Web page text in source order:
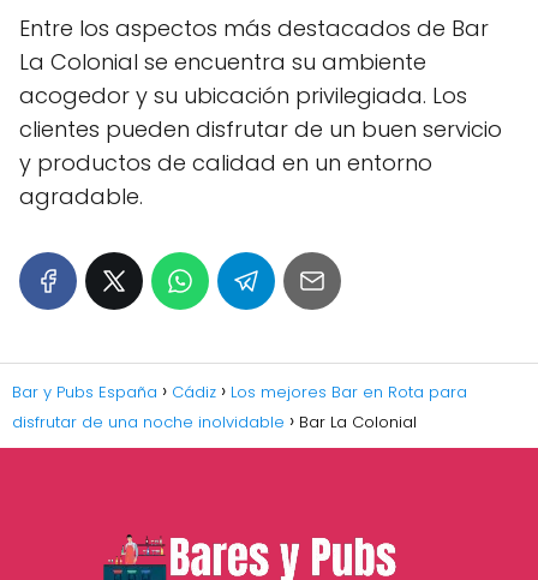
Entre los aspectos más destacados de Bar
La Colonial se encuentra su ambiente
acogedor y su ubicación privilegiada. Los
clientes pueden disfrutar de un buen servicio
y productos de calidad en un entorno
agradable.
Bar y Pubs España Cádiz
Los mejores Bar en Rota para
disfrutar de una noche inolvidable
Bar La Colonial